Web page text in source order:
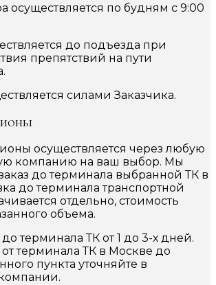
осуществляется по будням с 9:00
до подъезда при
препятствий на пути
силами Заказчика.
осуществляется через любую
компанию на ваш выбор. Мы
до терминала выбранной ТК в
до терминала транспортной
отдельно, стоимость
объема.
терминала ТК от 1 до 3-х дней.
терминала ТК в Москве до
пункта уточняйте в